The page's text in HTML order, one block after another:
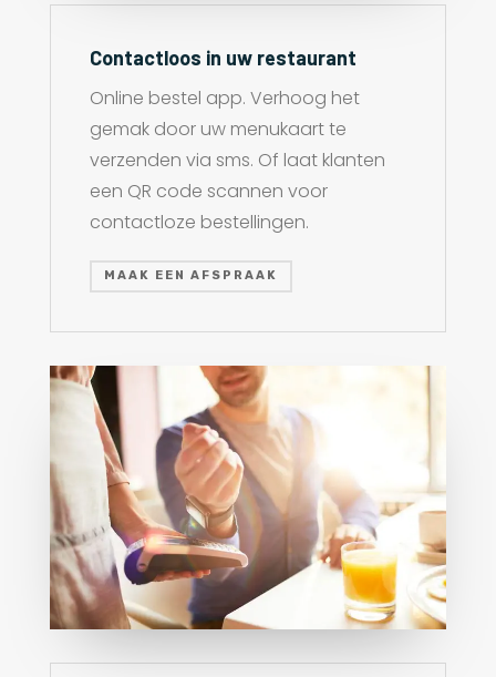
Contactloos in uw restaurant
Online bestel app. Verhoog het
gemak door uw menukaart te
verzenden via sms. Of laat klanten
een QR code scannen voor
contactloze bestellingen.
MAAK EEN AFSPRAAK